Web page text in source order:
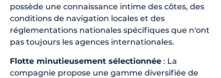
possède une connaissance intime des côtes, des
conditions de navigation locales et des
réglementations nationales spécifiques que n'ont
pas toujours les agences internationales.
Flotte minutieusement sélectionnée : La
compagnie propose une gamme diversifiée de